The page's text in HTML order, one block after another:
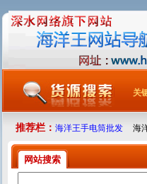
关
推荐栏： 海洋王手电筒批发 海
网站搜索